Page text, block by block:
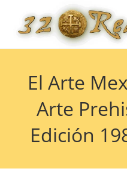
contenido
El Arte
Arte
Edición